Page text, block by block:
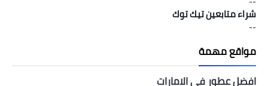
شراء متابعين تيك توك
--
مواقع مهمة
افضل عطور في الامارات